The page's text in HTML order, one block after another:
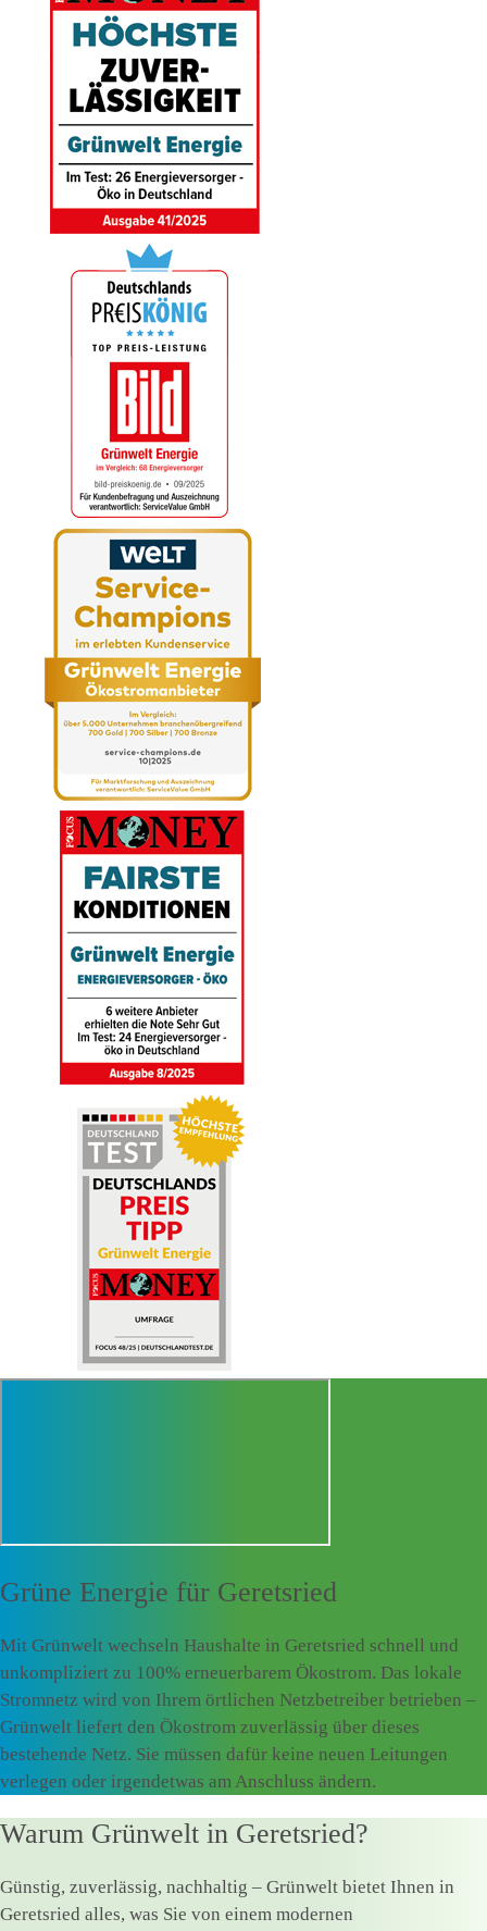
Grüne Energie für Geretsried
Mit Grünwelt wechseln Haushalte in Geretsried schnell und
unkompliziert zu 100% erneuerbarem Ökostrom. Das lokale
Stromnetz wird von Ihrem örtlichen Netzbetreiber betrieben –
Grünwelt liefert den Ökostrom zuverlässig über dieses
bestehende Netz. Sie müssen dafür keine neuen Leitungen
verlegen oder irgendetwas am Anschluss ändern.
Warum Grünwelt in Geretsried?
Günstig, zuverlässig, nachhaltig – Grünwelt bietet Ihnen in
Geretsried alles, was Sie von einem modernen